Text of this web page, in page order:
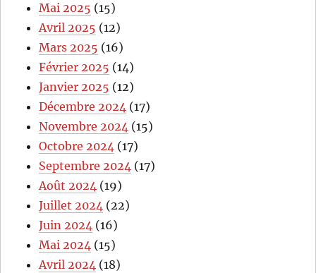
Mai 2025 (15)
Avril 2025 (12)
Mars 2025 (16)
Février 2025 (14)
Janvier 2025 (12)
Décembre 2024 (17)
Novembre 2024 (15)
Octobre 2024 (17)
Septembre 2024 (17)
Août 2024 (19)
Juillet 2024 (22)
Juin 2024 (16)
Mai 2024 (15)
Avril 2024 (18)